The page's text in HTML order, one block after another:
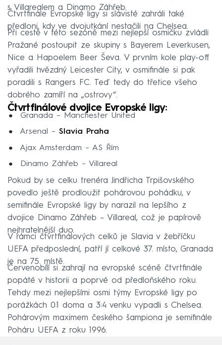
s Villarealem a Dinamo Záhřeb.
Čtvrtfinále Evropské ligy si slávisté zahráli také
předloni, kdy ve dvojutkání nestačili na Chelsea.
Při cestě v této sezoně mezi nejlepší osmičku zvládli
Pražané postoupit ze skupiny s Bayerem Leverkusen,
Nice a Hapoelem Beer Ševa. V prvním kole play-off
vyřadili hvězdný Leicester City, v osmifinále si pak
poradili s Rangers FC. Teď tedy do třetice všeho
dobrého zamíří na „ostrovy“.
Čtvrtfinálové dvojice Evropské ligy:
Granada – Manchester United
Arsenal – Slavia Praha
Ajax Amsterdam – AS Řím
Dinamo Záhřeb – Villareal
Pokud by se celku trenéra Jindřicha Trpišovského
povedlo ještě prodloužit pohárovou pohádku, v
semifinále Evropské ligy by narazil na lepšího z
dvojice Dinamo Záhřeb –⁠ Villareal, což je papírově
nejhratelnější duo.
V rámci čtvrtfinálových celků je Slavia v žebříčku
UEFA předposlední, patří jí celkové 37. místo, Granada
je na 75. místě.
Červenobílí si zahrají na evropské scéně čtvrtfinále
popáté v historii a poprvé od předloňského roku.
Tehdy mezi nejlepšími osmi týmy Evropské ligy po
porážkách 0:1 doma a 3:4 venku vypadli s Chelsea.
Pohárovým maximem českého šampiona je semifinále
Poháru UEFA z roku 1996.